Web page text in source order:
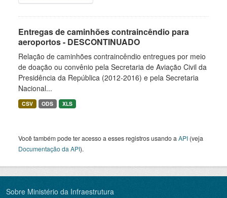
Entregas de caminhões contraincêndio para
aeroportos - DESCONTINUADO
Relação de caminhões contraincêndio entregues por meio
de doação ou convênio pela Secretaria de Aviação Civil da
Presidência da República (2012-2016) e pela Secretaria
Nacional...
CSV ODS XLS
Você também pode ter acesso a esses registros usando a API (veja
Documentação da API).
Sobre Ministério da Infraestrutura